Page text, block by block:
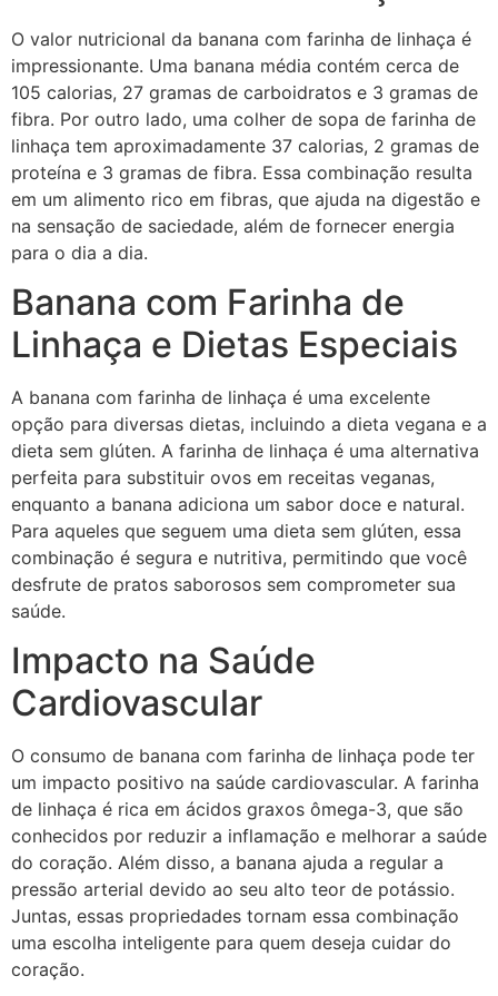
O valor nutricional da banana com farinha de linhaça é
impressionante. Uma banana média contém cerca de
105 calorias, 27 gramas de carboidratos e 3 gramas de
fibra. Por outro lado, uma colher de sopa de farinha de
linhaça tem aproximadamente 37 calorias, 2 gramas de
proteína e 3 gramas de fibra. Essa combinação resulta
em um alimento rico em fibras, que ajuda na digestão e
na sensação de saciedade, além de fornecer energia
para o dia a dia.
Banana com Farinha de
Linhaça e Dietas Especiais
A banana com farinha de linhaça é uma excelente
opção para diversas dietas, incluindo a dieta vegana e a
dieta sem glúten. A farinha de linhaça é uma alternativa
perfeita para substituir ovos em receitas veganas,
enquanto a banana adiciona um sabor doce e natural.
Para aqueles que seguem uma dieta sem glúten, essa
combinação é segura e nutritiva, permitindo que você
desfrute de pratos saborosos sem comprometer sua
saúde.
Impacto na Saúde
Cardiovascular
O consumo de banana com farinha de linhaça pode ter
um impacto positivo na saúde cardiovascular. A farinha
de linhaça é rica em ácidos graxos ômega-3, que são
conhecidos por reduzir a inflamação e melhorar a saúde
do coração. Além disso, a banana ajuda a regular a
pressão arterial devido ao seu alto teor de potássio.
Juntas, essas propriedades tornam essa combinação
uma escolha inteligente para quem deseja cuidar do
coração.